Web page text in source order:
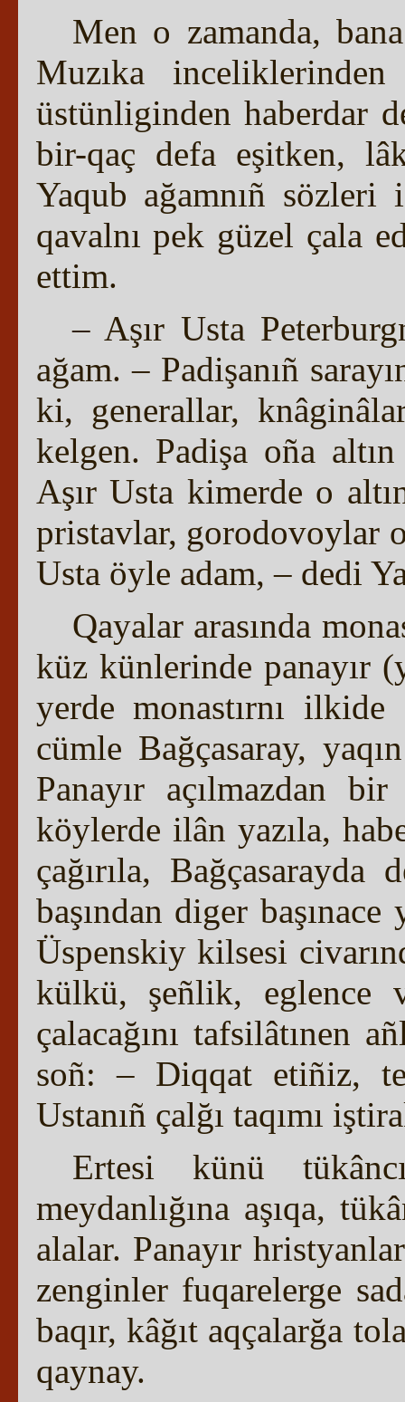
Men o zamanda,
Muzıka
üstünliginden haberdar
bir-qaç defa eşitken,
Yaqub ağamnıñ
qavalnı pek güzel çala
ettim.
– Aşır Usta
ağam. – Padişanıñ
ki, generallar,
kelgen. Padişa oña
Aşır Usta kimerde o
pristavlar, gorodovoylar
Usta öyle adam, – dedi
Qayalar arasında
küz künlerinde panayır
yerde monastırnı
cümle Bağçasaray,
Panayır açılmazdan
köylerde ilân yazıla,
çağırıla,
başından diger
Üspenskiy kilsesi
külkü, şeñlik, eglence
çalacağını tafsilâtınen
soñ: – Diqqat etiñiz,
Ustanıñ çalğı taqımı
Ertesi künü
meydanlığına aşıqa,
alalar. Panayır
zenginler fuqarelerge
baqır, kâğıt aqçalarğa
qaynay.